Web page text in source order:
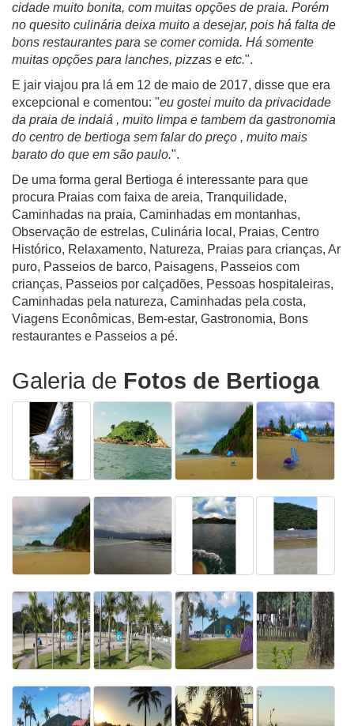
cidade muito bonita, com muitas opções de praia. Porém
no quesito culinária deixa muito a desejar, pois há falta de
bons restaurantes para se comer comida. Há somente
muitas opções para lanches, pizzas e etc.".
E jair viajou pra lá em 12 de maio de 2017, disse que era
excepcional e comentou: "eu gostei muito da privacidade
da praia de indaiá , muito limpa e tambem da gastronomia
do centro de bertioga sem falar do preço , muito mais
barato do que em são paulo.".
De uma forma geral Bertioga é interessante para que
procura Praias com faixa de areia, Tranquilidade,
Caminhadas na praia, Caminhadas em montanhas,
Observação de estrelas, Culinária local, Praias, Centro
Histórico, Relaxamento, Natureza, Praias para crianças, Ar
puro, Passeios de barco, Paisagens, Passeios com
crianças, Passeios por calçadões, Pessoas hospitaleiras,
Caminhadas pela natureza, Caminhadas pela costa,
Viagens Econômicas, Bem-estar, Gastronomia, Bons
restaurantes e Passeios a pé.
Galeria de Fotos de Bertioga